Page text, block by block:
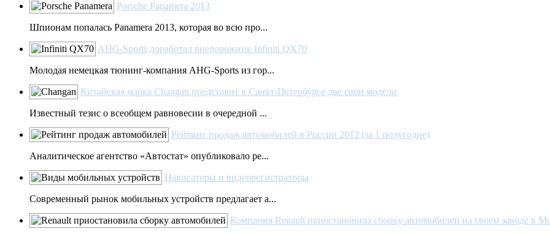
Porsche Panamera 2013
Шпионам попалась Panamera 2013, которая во всю про...
AHG-Sports доработал внедорожник Infiniti QX70
Молодая немецкая тюнинг-компания AHG-Sports из гор...
Китайская марка Changan представит в Санкт-Петербурге две свои модели
Известный тезис о всеобщем равновесии в очередной ...
Рейтинг продаж автомобилей в России 2012 (за 1 полугодие)
Аналитическое агентство «Автостат» опубликовало ре...
Навигаторы и видеорегистраторы
Современный рынок мобильных устройств предлагает а...
Компания Renault приостановила сборку автомобилей на своем заводе в